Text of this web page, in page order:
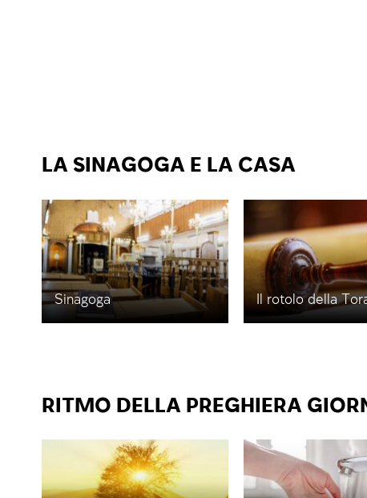
LA SINAGOGA E LA CASA
Sinagoga Il rotolo della
RITMO DELLA PREGHIERA